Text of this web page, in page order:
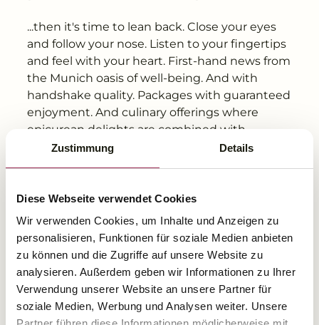
Zustimmung Details
Diese Webseite verwendet Cookies
Wir verwenden Cookies, um Inhalte und Anzeigen zu
personalisieren, Funktionen für soziale Medien anbieten
zu können und die Zugriffe auf unsere Website zu
analysieren. Außerdem geben wir Informationen zu Ihrer
Verwendung unserer Website an unsere Partner für
soziale Medien, Werbung und Analysen weiter. Unsere
---
...then it's time to lean back. Close your eyes
and follow your nose. Listen to your fingertips
and feel with your heart. First-hand news from
the Munich oasis of well-being. And with
handshake quality. Packages with guaranteed
enjoyment. And culinary offerings where
epicurean delights are combined with
refreshing sensory pleasures. Sometimes
you decide. The main thing is that you are
always well informed.
Sign up for the Freisinger Hof newsletter
right away!